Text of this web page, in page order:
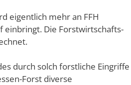
eigentlich mehr an FFH
einbringt. Die Forstwirtschafts-
durch solch forstliche Eingriffe
Forst diverse